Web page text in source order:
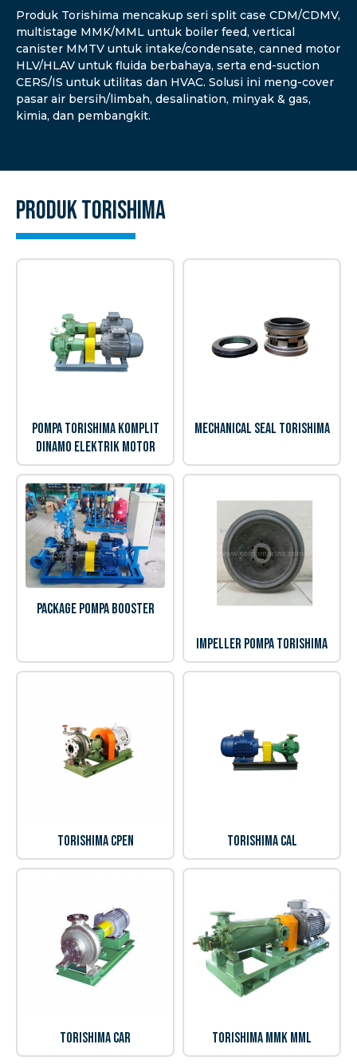
Produk Torishima mencakup seri split case CDM/CDMV,
multistage MMK/MML untuk boiler feed, vertical
canister MMTV untuk intake/condensate, canned motor
HLV/HLAV untuk fluida berbahaya, serta end-suction
CERS/IS untuk utilitas dan HVAC. Solusi ini meng-cover
pasar air bersih/limbah, desalination, minyak & gas,
kimia, dan pembangkit.
ProdukTorishima
Pompa Torishima Komplit
Dinamo Elektrik Motor
Mechanical Seal Torishima
Package Pompa Booster
Impeller Pompa Torishima
Torishima CPEN Torishima CAL
Torishima CAR Torishima MMK MML